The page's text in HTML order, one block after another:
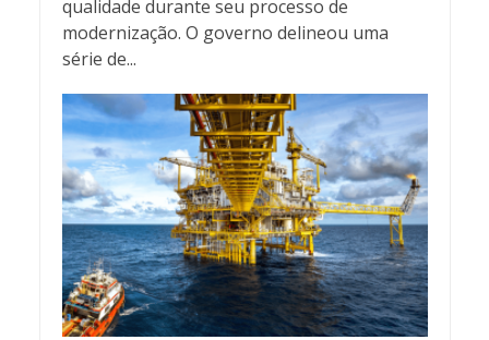
qualidade durante seu processo de
modernização. O governo delineou uma
série de...